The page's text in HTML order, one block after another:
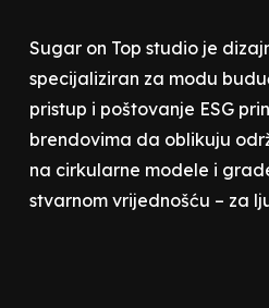
Sugar on Top studio je
specijaliziran za modu
pristup i poštovanje ESG
brendovima da oblikuju
na cirkularne modele i
stvarnom vrijednošću – za